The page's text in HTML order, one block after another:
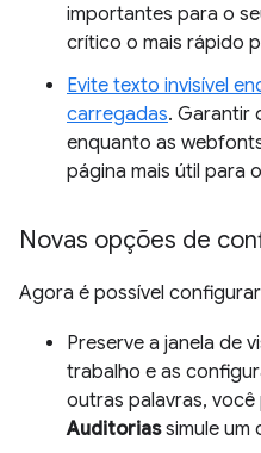
importantes para o
crítico o mais rápido
Evite texto invisível
carregadas. Garantir
enquanto as
página mais útil para
Novas opções de
Agora é possível
Preserve a janela de
trabalho e as
outras palavras,
Auditoriassimule um